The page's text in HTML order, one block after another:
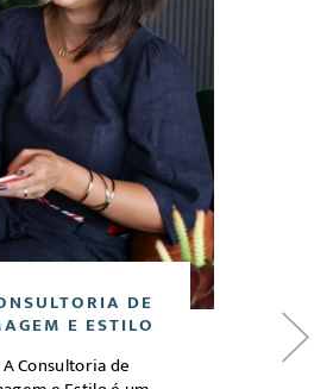
DE
E ESTILO
A Consultoria de